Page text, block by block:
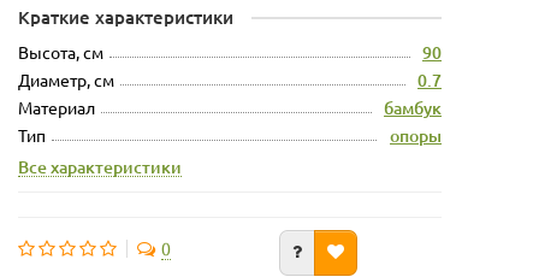
Краткие характеристики
Высота, см 90
Диаметр, см 0.7
Материал бамбук
Тип
опоры
Все характеристики
0